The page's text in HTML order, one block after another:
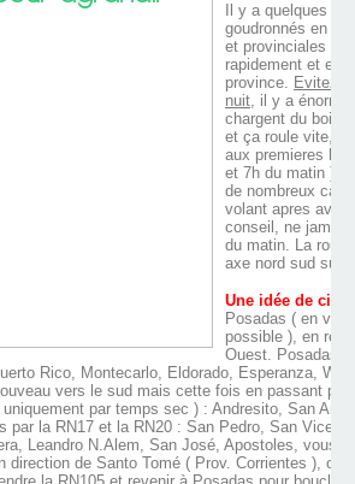
Il y a quelques
goudronnés en
et provinciales
rapidement et en
province. Evitez
nuit, il y a
chargent du bois
et ça roule vite,
aux premieres
et 7h du matin ),
de nombreux
volant apres avoir
conseil, ne
du matin. La
axe nord sud sur
Une idée de
Posadas ( en
possible ), en
Ouest. Posadas,
Rico, Montecarlo, Eldorado, Esperanza,
vers le sud mais cette fois en passant
par temps sec ) : Andresito, San
par la RN17 et la RN20 : San Pedro, San
Leandro N.Alem, San José, Apostoles, vous
direction de Santo Tomé ( Prov. Corrientes ), ou